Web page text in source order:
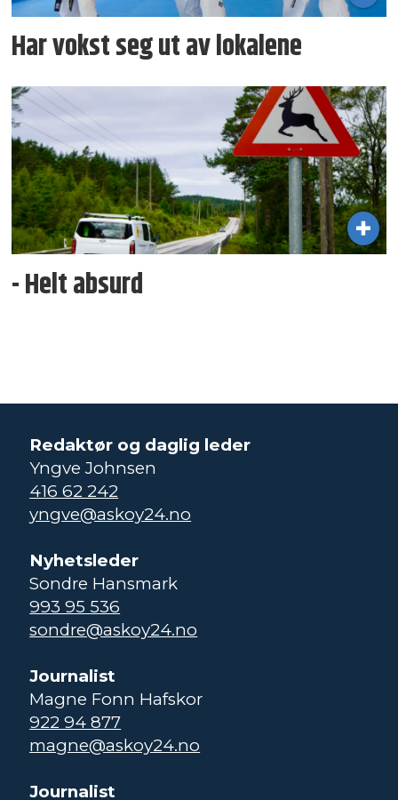
Har vokst seg ut av lokalene
- Helt absurd
Redaktør og daglig leder
Yngve Johnsen
416 62 242
yngve@askoy24.no
Nyhetsleder
Sondre Hansmark
993 95 536
sondre@askoy24.no
Journalist
Magne Fonn Hafskor
922 94 877
magne@askoy24.no
Journalist